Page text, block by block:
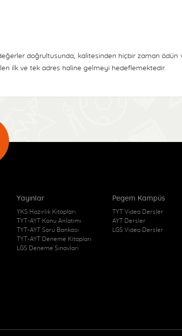
doğrultusunda, kalitesinden hiçbir zaman
ilk ve tek adres haline gelmeyi hedeflemektedir.
Yayınlar
YKS Hazırlık Kitapları
TYT-AYT Konu Anlatımı
TYT-AYT Soru Bankası
TYT-AYT Deneme Kitapları
LGS Deneme Sınavları
Pegem Kampüs
TYT Video Dersler
AYT Dersler
LGS Video Dersler